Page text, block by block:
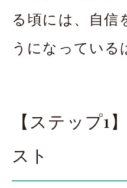
る頃には、自信
うになっている
【ステップ1
スト